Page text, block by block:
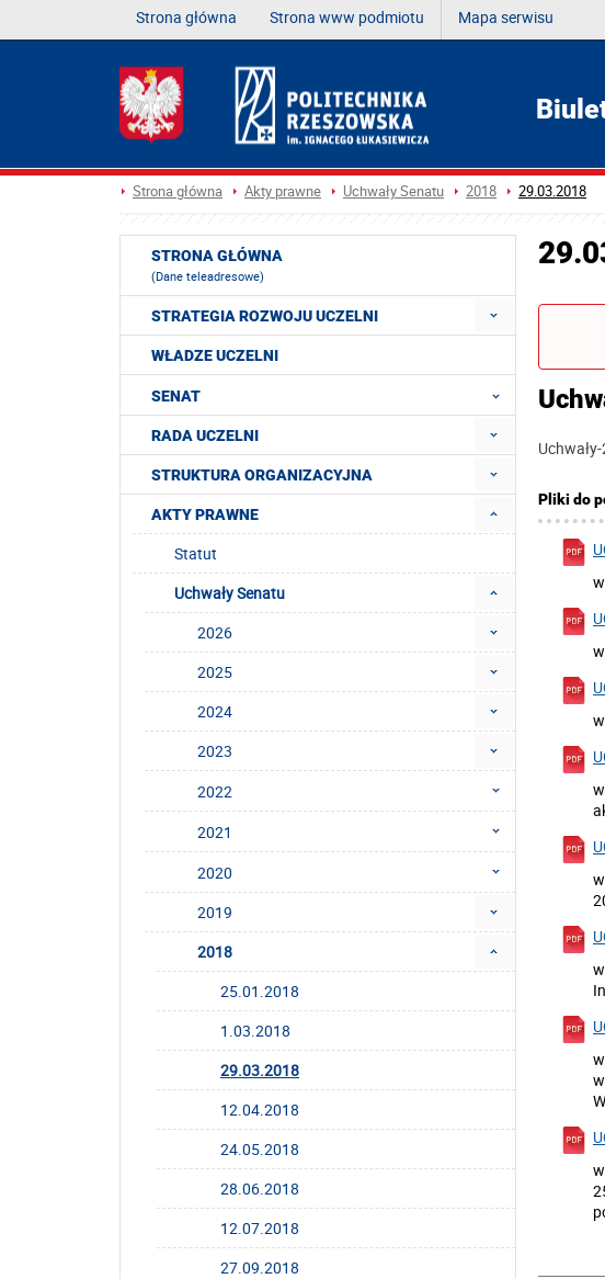
Strona główna Strona www podmiotu Mapa serwisu
Strona główna Akty prawne Uchwały Senatu 2018 29.03.2018
Pliki do
STRONA GŁÓWNA
(Dane teleadresowe)
STRATEGIA ROZWOJU UCZELNI
WŁADZE UCZELNI
SENAT
RADA UCZELNI
STRUKTURA ORGANIZACYJNA
AKTY PRAWNE
Statut
Uchwały Senatu
2026
2025
2024
2023
2022
2021
2020
2019
2018
25.01.2018
1.03.2018
29.03.2018
12.04.2018
24.05.2018
28.06.2018
12.07.2018
27.09.2018